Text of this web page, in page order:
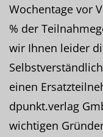
Wochentage vor
% der
wir Ihnen leider
einen
dpunkt.verlag
wichtigen